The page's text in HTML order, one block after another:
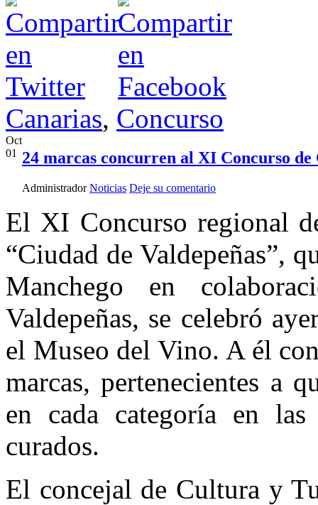
Canarias, Concurso
Oct
01
24 marcas concurren al XI Concurso de
Administrador Noticias Deje su comentario
El XI Concurso regional
“Ciudad de Valdepeñas”,
Manchego en
Valdepeñas, se celebró
el Museo del Vino. A él
marcas, pertenecientes a
en cada categoría en las
curados.
El concejal de Cultura y